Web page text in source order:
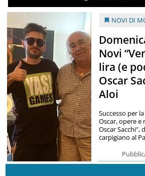
NOVI DI
Novi
lira (e
Oscar
Aloi
Successo per
Oscar, opere
Oscar Sacchi",
carpigiano al